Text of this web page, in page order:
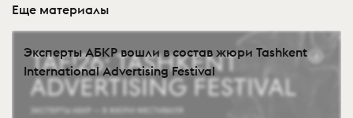
Еще материалы
Эксперты АБКР вошли в состав жюри Tashkent
International Advertising Festival